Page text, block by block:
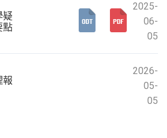
疑
點
2025-
06-
05
報
2026-
05-
05